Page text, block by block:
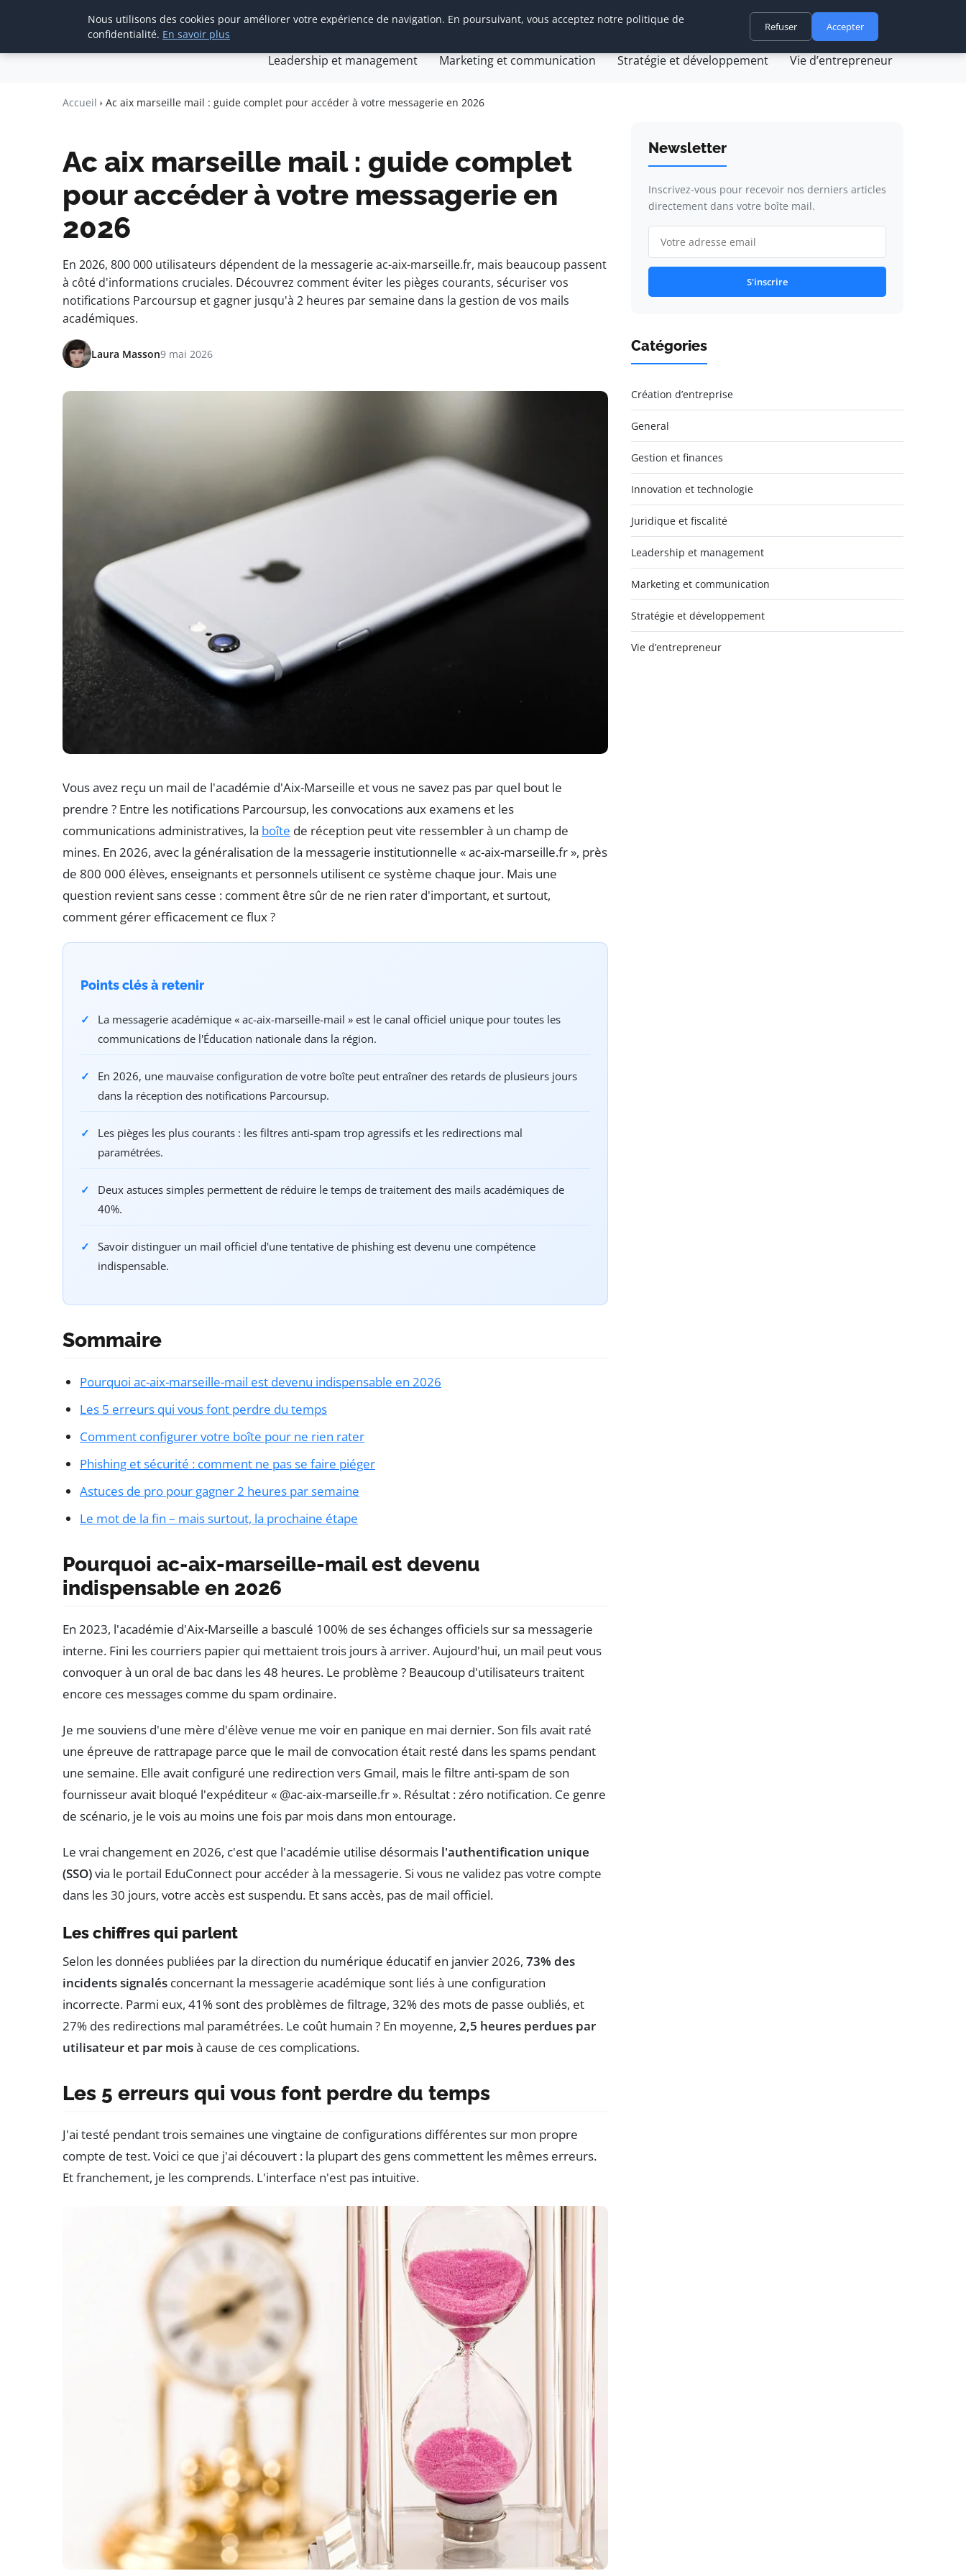
Agence Media Com Web
Accueil Création d’entreprise General Gestion et finances Innovation et technologie Juridique et fiscalité
Leadership et management Marketing et communication Stratégie et développement Vie d’entrepreneur
Accueil Ac aix marseille mail : guide complet pour accéder à votre messagerie en 2026
Ac aix marseille mail : guide complet
pour accéder à votre messagerie en
2026
En 2026, 800 000 utilisateurs dépendent de la messagerie ac-aix-marseille.fr, mais beaucoup passent
à côté d'informations cruciales. Découvrez comment éviter les pièges courants, sécuriser vos
notifications Parcoursup et gagner jusqu'à 2 heures par semaine dans la gestion de vos mails
académiques.
Laura Masson9 mai 2026
Vous avez reçu un mail de l'académie d'Aix-Marseille et vous ne savez pas par quel bout le
prendre ? Entre les notifications Parcoursup, les convocations aux examens et les
communications administratives, la boîte de réception peut vite ressembler à un champ de
mines. En 2026, avec la généralisation de la messagerie institutionnelle « ac-aix-marseille.fr », près
de 800 000 élèves, enseignants et personnels utilisent ce système chaque jour. Mais une
question revient sans cesse : comment être sûr de ne rien rater d'important, et surtout,
comment gérer efficacement ce flux ?
Points clés à retenir
La messagerie académique « ac-aix-marseille-mail » est le canal officiel unique pour toutes les
communications de l'Éducation nationale dans la région.
En 2026, une mauvaise configuration de votre boîte peut entraîner des retards de plusieurs jours
dans la réception des notifications Parcoursup.
Les pièges les plus courants : les filtres anti-spam trop agressifs et les redirections mal
paramétrées.
Deux astuces simples permettent de réduire le temps de traitement des mails académiques de
40%.
Savoir distinguer un mail officiel d'une tentative de phishing est devenu une compétence
indispensable.
Sommaire
Pourquoi ac-aix-marseille-mail est devenu indispensable en 2026
Les 5 erreurs qui vous font perdre du temps
Comment configurer votre boîte pour ne rien rater
Phishing et sécurité : comment ne pas se faire piéger
Astuces de pro pour gagner 2 heures par semaine
Le mot de la fin – mais surtout, la prochaine étape
Pourquoi ac-aix-marseille-mail est devenu
indispensable en 2026
En 2023, l'académie d'Aix-Marseille a basculé 100% de ses échanges officiels sur sa messagerie
interne. Fini les courriers papier qui mettaient trois jours à arriver. Aujourd'hui, un mail peut vous
convoquer à un oral de bac dans les 48 heures. Le problème ? Beaucoup d'utilisateurs traitent
encore ces messages comme du spam ordinaire.
Je me souviens d'une mère d'élève venue me voir en panique en mai dernier. Son fils avait raté
une épreuve de rattrapage parce que le mail de convocation était resté dans les spams pendant
une semaine. Elle avait configuré une redirection vers Gmail, mais le filtre anti-spam de son
fournisseur avait bloqué l'expéditeur « @ac-aix-marseille.fr ». Résultat : zéro notification. Ce genre
de scénario, je le vois au moins une fois par mois dans mon entourage.
Le vrai changement en 2026, c'est que l'académie utilise désormais l'authentification unique
(SSO)via le portail EduConnect pour accéder à la messagerie. Si vous ne validez pas votre compte
dans les 30 jours, votre accès est suspendu. Et sans accès, pas de mail officiel.
Les chiffres qui parlent
Selon les données publiées par la direction du numérique éducatif en janvier 2026, 73% des
incidents signalés concernant la messagerie académique sont liés à une configuration
incorrecte. Parmi eux, 41% sont des problèmes de filtrage, 32% des mots de passe oubliés, et
27% des redirections mal paramétrées. Le coût humain ? En moyenne, 2,5 heures perdues par
utilisateur et par moisà cause de ces complications.
Les 5 erreurs qui vous font perdre du temps
J'ai testé pendant trois semaines une vingtaine de configurations différentes sur mon propre
compte de test. Voici ce que j'ai découvert : la plupart des gens commettent les mêmes erreurs.
Et franchement, je les comprends. L'interface n'est pas intuitive.
Newsletter
Inscrivez-vous pour recevoir nos derniers articles
directement dans votre boîte mail.
S'inscrire
Catégories
Création d’entreprise
General
Gestion et finances
Innovation et technologie
Juridique et fiscalité
Leadership et management
Marketing et communication
Stratégie et développement
Vie d’entrepreneur
Nous utilisons des cookies pour améliorer votre expérience de navigation. En poursuivant, vous acceptez notre politique de
confidentialité. En savoir plus
Refuser Accepter